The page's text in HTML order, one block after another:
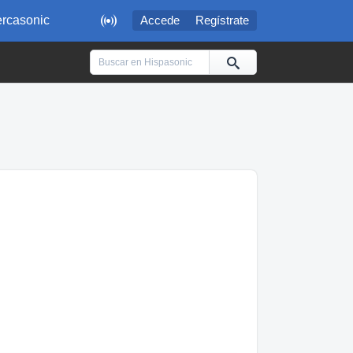
 Accede Regístrate